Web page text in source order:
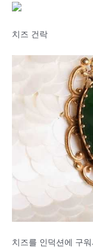
치즈 건락
치즈를 인덕션에 구